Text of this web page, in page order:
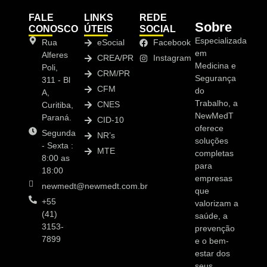
FALE
CONOSCO
Rua
Alferes
Poli,
311 - Bl
A,
Curitiba,
Paraná.
Segunda
- Sexta :
8:00 as
18:00
newmedt@newmedt.com.br
+55
(41)
3153-
7899
LINKS
ÚTEIS
eSocial
CREA/PR
CRM/PR
CFM
CNES
CID-10
NR’s
MTE
REDE
SOCIAL
Facebook
Instagram
Sobre
Especializada
em
Medicina e
Segurança
do
Trabalho, a
NewMedT
oferece
soluções
completas
para
empresas
que
valorizam a
saúde, a
prevenção
e o bem-
estar dos